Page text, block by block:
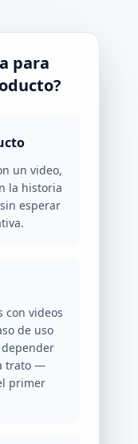
para
un video,
la historia
esperar
con videos
de uso
trato —
primer